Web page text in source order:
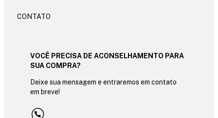
CONTATO
VOCÊ PRECISA DE ACONSELHAMENTO PARA
SUA COMPRA?
Deixe sua mensagem e entraremos em contato
em breve!